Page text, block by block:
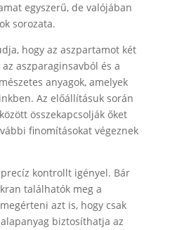
egyszerű, de valójában
sorozata.
hogy az aszpartamot két
aszparaginsavból és a
anyagok, amelyek
Az előállításuk során
összekapcsolják őket
finomításokat végeznek
kontrollt igényel. Bár
találhatók meg a
azt is, hogy csak
biztosíthatja az